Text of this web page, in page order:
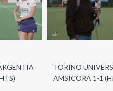
TORINO
AMSICORA 1-1